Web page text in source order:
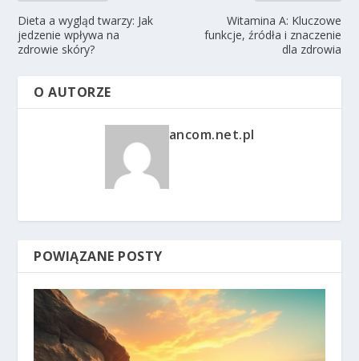
Dieta a wygląd twarzy: Jak
jedzenie wpływa na
zdrowie skóry?
Witamina A: Kluczowe
funkcje, źródła i znaczenie
dla zdrowia
O AUTORZE
ancom.net.pl
POWIĄZANE POSTY